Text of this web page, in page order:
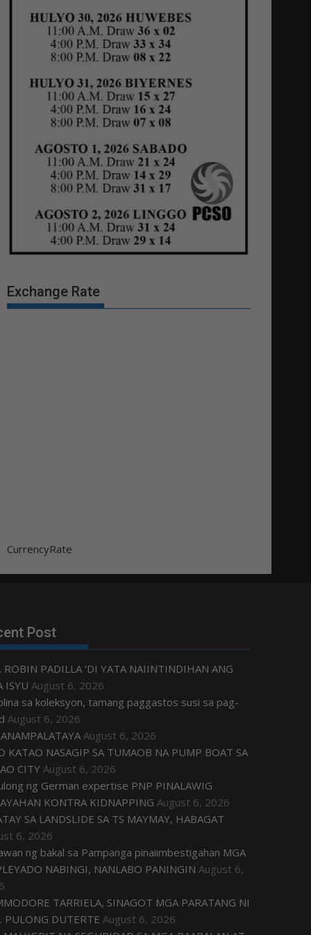
Exchange Rate
CurrencyRate
Post
ROBIN PADILLA ‘DI YATA NAIINTINDIHAN ANG
ISYU August 6, 2026
sa koleksyon, tamang paggastos susi sa pag-
August 6, 2026
August 6, 2026
KATAO NASAGIP SA TUMAOB NA PUMP BOAT SA
CITY August 6, 2026
ng German expertise PNP PINALAWIG
KONTRA KIDNAPPING August 6, 2026
SA LANDSLIDE SA TS MAYMAY, HABAGAT
6, 2026
ng bakal sa Pampanga pinaiimbestigahan MGA
NABINGI, NANLABO PANINGIN August 6,
TARRIELA, SINAGOT MGA PARATANG NI
PULONG DUTERTE August 6, 2026